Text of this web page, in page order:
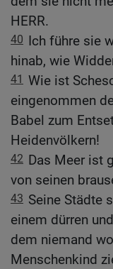
HERR.
40 Ich führe sie
hinab, wie
41 Wie ist
eingenommen
Babel zum
Heidenvölkern!
42 Das Meer ist
von seinen
43 Seine Städte
einem dürren
dem niemand
Menschenkind